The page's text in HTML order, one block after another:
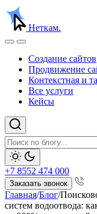
Неткам.
Создание сайтов
Продвижение
Контекстная и
Все услуги
Кейсы
+7 8552 474 000
Заказать звонок
Главная/Блог/
систем водоотвода: